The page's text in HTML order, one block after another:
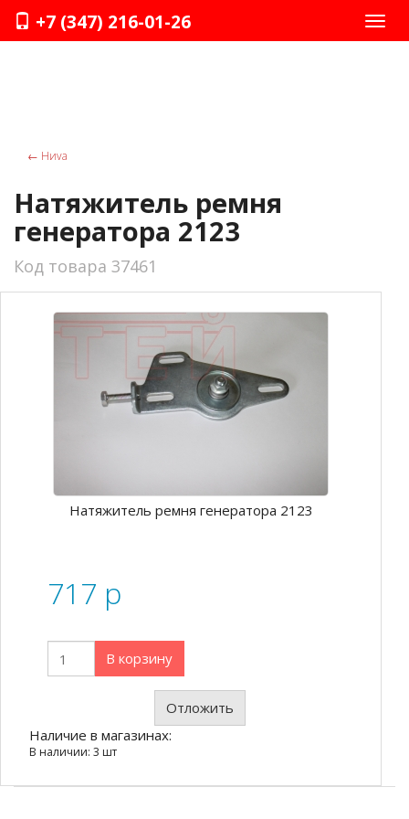
+7 (347) 216-01-26
← Ниvа
Натяжитель ремня
генератора 2123
Код товара 37461
Натяжитель ремня генератора 2123
717 p
В корзину
Отложить
Наличие в магазинах:
В наличии: 3 шт